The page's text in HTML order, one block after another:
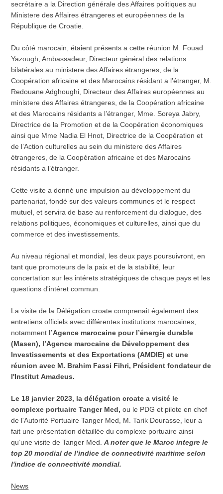
secrétaire a la Direction générale des Affaires politiques au
Ministere des Affaires étrangeres et européennes de la
République de Croatie.
Du côté marocain, étaient présents a cette réunion M. Fouad
Yazough, Ambassadeur, Directeur général des relations
bilatérales au ministere des Affaires étrangeres, de la
Coopération africaine et des Marocains résidant a l’étranger, M.
Redouane Adghoughi, Directeur des Affaires européennes au
ministere des Affaires étrangeres, de la Coopération africaine
et des Marocains résidants a l’étranger, Mme. Soreya Jabry,
Directrice de la Promotion et de la Coopération économiques
ainsi que Mme Nadia El Hnot, Directrice de la Coopération et
de l’Action culturelles au sein du ministere des Affaires
étrangeres, de la Coopération africaine et des Marocains
résidants a l’étranger.
Cette visite a donné une impulsion au développement du
partenariat, fondé sur des valeurs communes et le respect
mutuel, et servira de base au renforcement du dialogue, des
relations politiques, économiques et culturelles, ainsi que du
commerce et des investissements.
Au niveau régional et mondial, les deux pays poursuivront, en
tant que promoteurs de la paix et de la stabilité, leur
concertation sur les intérets stratégiques de chaque pays et les
questions d'intéret commun.
La visite de la Délégation croate comprenait également des
entretiens officiels avec différentes institutions marocaines,
notamment l’Agence marocaine pour l’énergie durable
(Masen), l’Agence marocaine de Développement des
Investissements et des Exportations (AMDIE) et une
réunion avec M. Brahim Fassi Fihri, Président fondateur de
l'Institut Amadeus.
Le 18 janvier 2023, la délégation croate a visité le
complexe portuaire Tanger Med,ou le PDG et pilote en chef
de l'Autorité Portuaire Tanger Med, M. Tarik Dourasse, leur a
fait une présentation détaillée du complexe portuaire ainsi
qu’une visite de Tanger Med.A noter que le Maroc integre le
top 20 mondial de l’indice de connectivité maritime selon
l'indice de connectivité mondial.
News